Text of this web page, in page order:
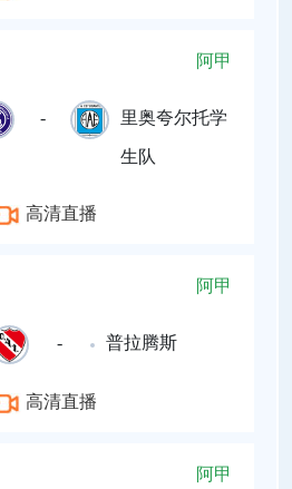
阿甲
- 里奥夸尔托学
生队
高清直播
阿甲
- 普拉腾斯
高清直播
阿甲